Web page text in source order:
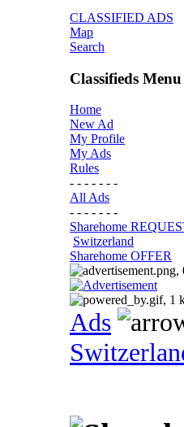
CLASSIFIED ADS
Map
Search
Classifieds Menu
Home
New Ad
My Profile
My Ads
Rules
- - - - - - -
All Ads
- - - - - - -
Sharehome
Switzerland
Sharehome OFFER
Ads